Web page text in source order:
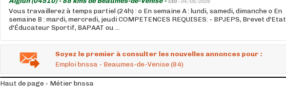
CDI - 04/08/2026
Vous travaillerez à temps partiel (24h) : o En semaine A : lundi, samedi, dimanche o En
semaine B : mardi, mercredi, jeudi COMPETENCES REQUISES: - BPJEPS, Brevet d'Etat
d'Éducateur Sportif, BAPAAT ou ...
Soyez le premier à consulter les nouvelles annonces pour :
Emploi bnssa - Beaumes-de-Venise (84)
Haut de page - Métier bnssa